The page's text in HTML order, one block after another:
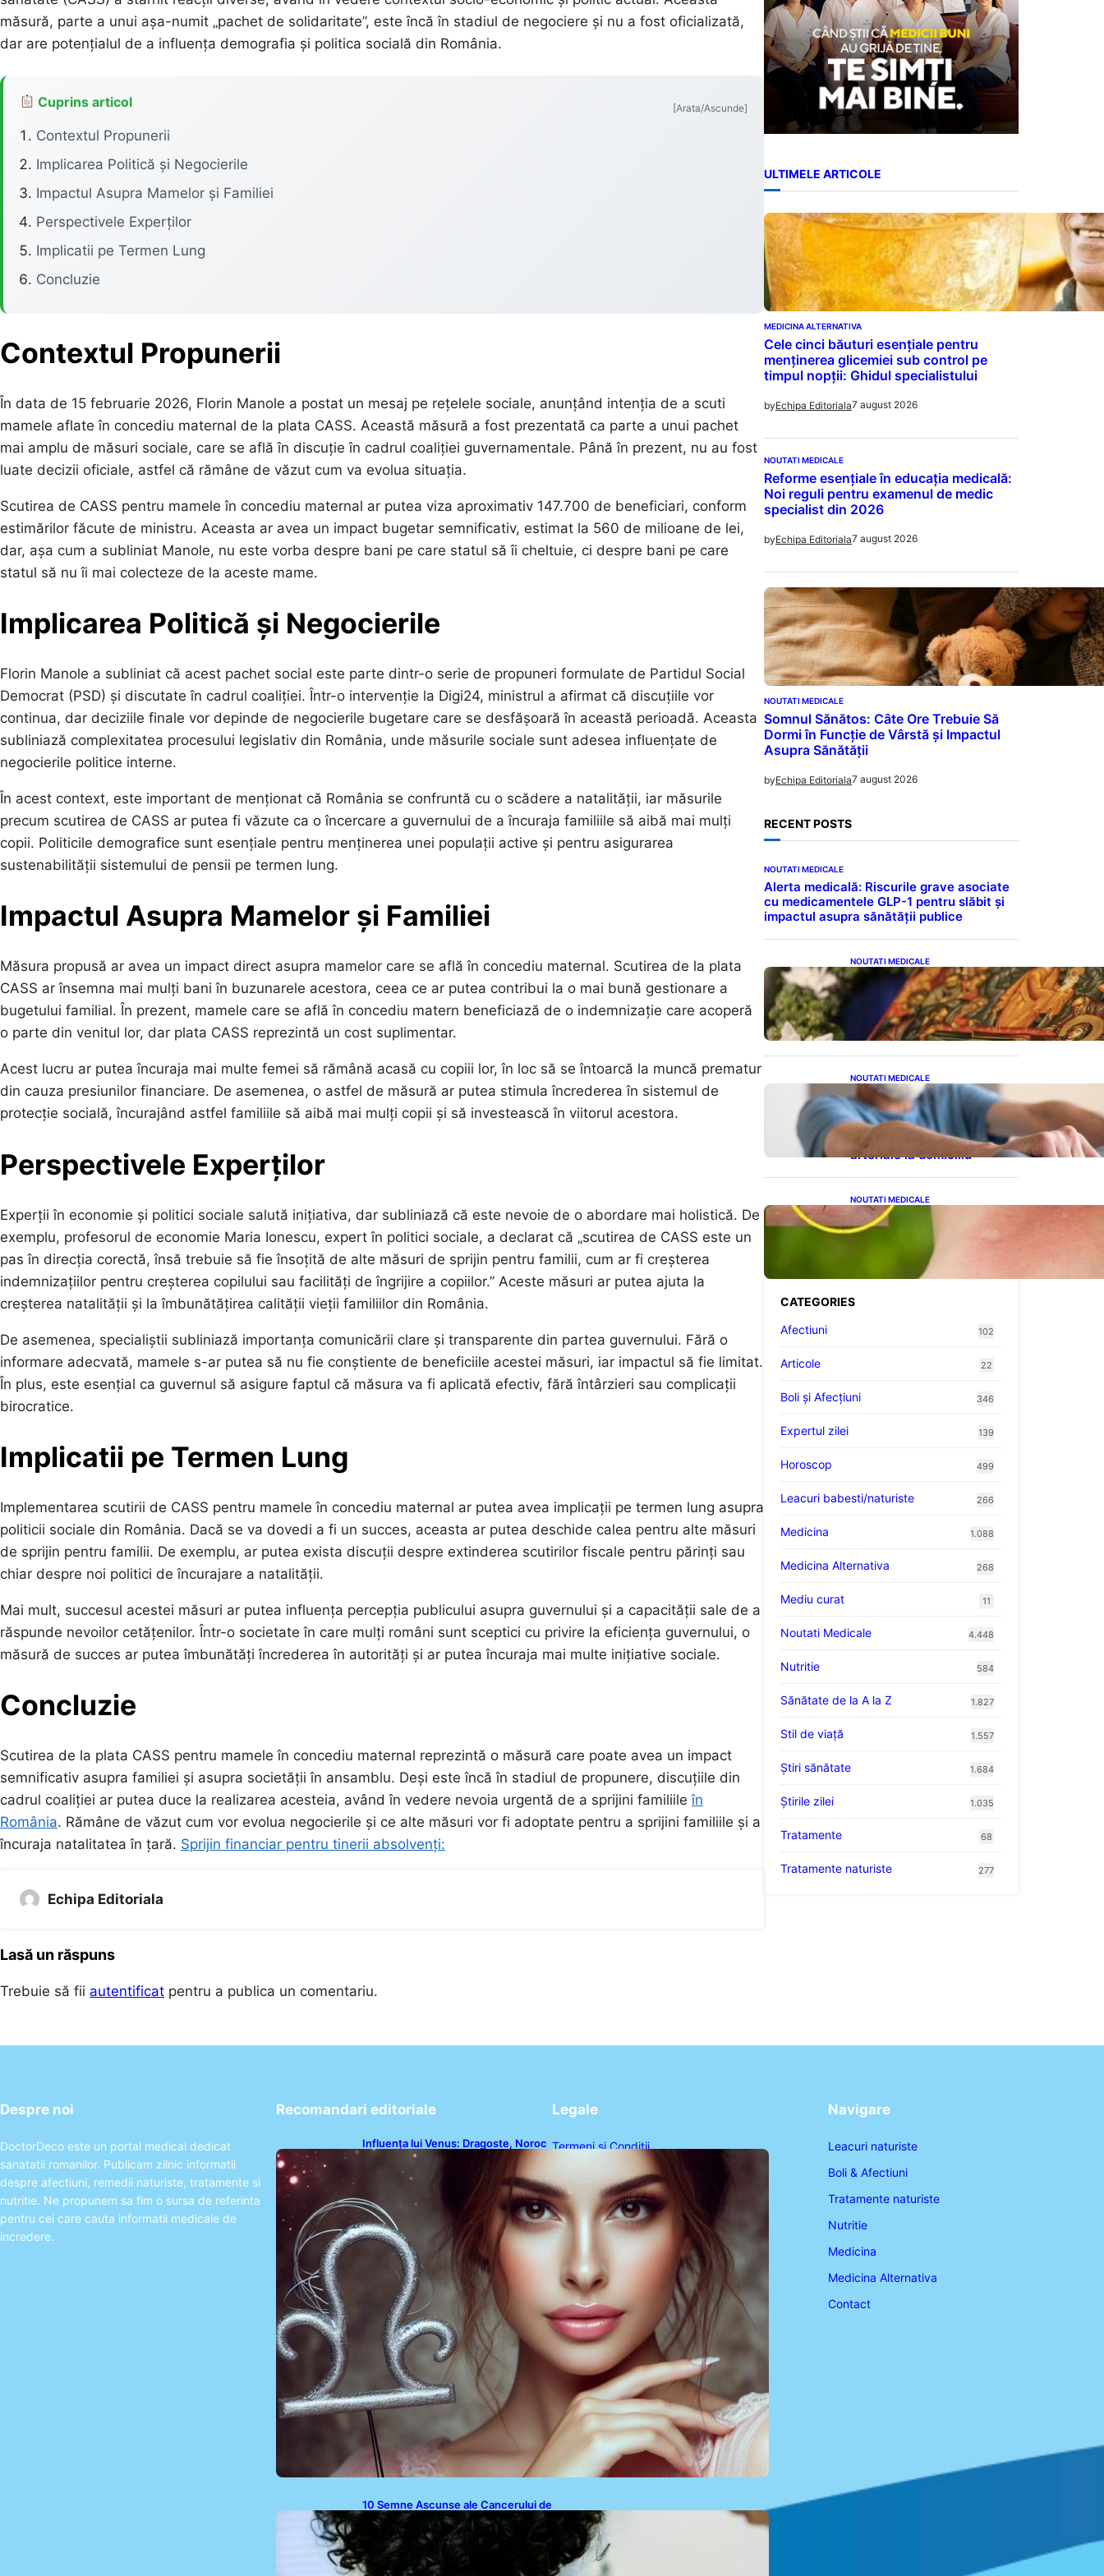
măsură, parte a unui așa-numit „pachet de solidaritate”, este încă în stadiul de negociere și nu a fost oficializată,
dar are potențialul de a influența demografia și politica socială din România.
Cuprins articol [Arata/Ascunde]
Contextul Propunerii
Implicarea Politică și Negocierile
Impactul Asupra Mamelor și Familiei
Perspectivele Experților
Implicatii pe Termen Lung
Concluzie
Contextul Propunerii
În data de 15 februarie 2026, Florin Manole a postat un mesaj pe rețelele sociale, anunțând intenția de a scuti
mamele aflate în concediu maternal de la plata CASS. Această măsură a fost prezentată ca parte a unui pachet
mai amplu de măsuri sociale, care se află în discuție în cadrul coaliției guvernamentale. Până în prezent, nu au fost
luate decizii oficiale, astfel că rămâne de văzut cum va evolua situația.
Scutirea de CASS pentru mamele în concediu maternal ar putea viza aproximativ 147.700 de beneficiari, conform
estimărilor făcute de ministru. Aceasta ar avea un impact bugetar semnificativ, estimat la 560 de milioane de lei,
dar, așa cum a subliniat Manole, nu este vorba despre bani pe care statul să îi cheltuie, ci despre bani pe care
statul să nu îi mai colecteze de la aceste mame.
Implicarea Politică și Negocierile
Florin Manole a subliniat că acest pachet social este parte dintr-o serie de propuneri formulate de Partidul Social
Democrat (PSD) și discutate în cadrul coaliției. Într-o intervenție la Digi24, ministrul a afirmat că discuțiile vor
continua, dar deciziile finale vor depinde de negocierile bugetare care se desfășoară în această perioadă. Aceasta
subliniază complexitatea procesului legislativ din România, unde măsurile sociale sunt adesea influențate de
negocierile politice interne.
În acest context, este important de menționat că România se confruntă cu o scădere a natalității, iar măsurile
precum scutirea de CASS ar putea fi văzute ca o încercare a guvernului de a încuraja familiile să aibă mai mulți
copii. Politicile demografice sunt esențiale pentru menținerea unei populații active și pentru asigurarea
sustenabilității sistemului de pensii pe termen lung.
Impactul Asupra Mamelor și Familiei
Măsura propusă ar avea un impact direct asupra mamelor care se află în concediu maternal. Scutirea de la plata
CASS ar însemna mai mulți bani în buzunarele acestora, ceea ce ar putea contribui la o mai bună gestionare a
bugetului familial. În prezent, mamele care se află în concediu matern beneficiază de o indemnizație care acoperă
o parte din venitul lor, dar plata CASS reprezintă un cost suplimentar.
Acest lucru ar putea încuraja mai multe femei să rămână acasă cu copiii lor, în loc să se întoarcă la muncă prematur
din cauza presiunilor financiare. De asemenea, o astfel de măsură ar putea stimula încrederea în sistemul de
protecție socială, încurajând astfel familiile să aibă mai mulți copii și să investească în viitorul acestora.
Perspectivele Experților
Experții în economie și politici sociale salută inițiativa, dar subliniază că este nevoie de o abordare mai holistică. De
exemplu, profesorul de economie Maria Ionescu, expert în politici sociale, a declarat că „scutirea de CASS este un
pas în direcția corectă, însă trebuie să fie însoțită de alte măsuri de sprijin pentru familii, cum ar fi creșterea
indemnizațiilor pentru creșterea copilului sau facilități de îngrijire a copiilor.” Aceste măsuri ar putea ajuta la
creșterea natalității și la îmbunătățirea calității vieții familiilor din România.
De asemenea, specialiștii subliniază importanța comunicării clare și transparente din partea guvernului. Fără o
informare adecvată, mamele s-ar putea să nu fie conștiente de beneficiile acestei măsuri, iar impactul să fie limitat.
În plus, este esențial ca guvernul să asigure faptul că măsura va fi aplicată efectiv, fără întârzieri sau complicații
birocratice.
Implicatii pe Termen Lung
Implementarea scutirii de CASS pentru mamele în concediu maternal ar putea avea implicații pe termen lung asupra
politicii sociale din România. Dacă se va dovedi a fi un succes, aceasta ar putea deschide calea pentru alte măsuri
de sprijin pentru familii. De exemplu, ar putea exista discuții despre extinderea scutirilor fiscale pentru părinți sau
chiar despre noi politici de încurajare a natalității.
Mai mult, succesul acestei măsuri ar putea influența percepția publicului asupra guvernului și a capacității sale de a
răspunde nevoilor cetățenilor. Într-o societate în care mulți români sunt sceptici cu privire la eficiența guvernului, o
măsură de succes ar putea îmbunătăți încrederea în autorități și ar putea încuraja mai multe inițiative sociale.
Concluzie
Scutirea de la plata CASS pentru mamele în concediu maternal reprezintă o măsură care poate avea un impact
semnificativ asupra familiei și asupra societății în ansamblu. Deși este încă în stadiul de propunere, discuțiile din
cadrul coaliției ar putea duce la realizarea acesteia, având în vedere nevoia urgentă de a sprijini familiileîn
România. Rămâne de văzut cum vor evolua negocierile și ce alte măsuri vor fi adoptate pentru a sprijini familiile și a
încuraja natalitatea în țară. Sprijin financiar pentru tinerii absolvenți:
Echipa Editoriala
Lasă un răspuns
Trebuie să fii autentificat pentru a publica un comentariu.
ULTIMELE ARTICOLE
MEDICINA ALTERNATIVA
Cele cinci băuturi esențiale pentru
menținerea glicemiei sub control pe
timpul nopții: Ghidul specialistului
byEchipa Editoriala7 august 2026
NOUTATI MEDICALE
Reforme esențiale în educația medicală:
Noi reguli pentru examenul de medic
specialist din 2026
byEchipa Editoriala7 august 2026
NOUTATI MEDICALE
Somnul Sănătos: Câte Ore Trebuie Să
Dormi în Funcție de Vârstă și Impactul
Asupra Sănătății
byEchipa Editoriala7 august 2026
RECENT POSTS
NOUTATI MEDICALE
Alerta medicală: Riscurile grave asociate
cu medicamentele GLP-1 pentru slăbit și
impactul asupra sănătății publice
NOUTATI MEDICALE
Postul Adormirii Maicii
Domnului: Tradiții,
Superstiții și Implicații
Spiritualitate în 2026
NOUTATI MEDICALE
Îmbunătățirea sănătății
cardiovasculare: Patru
exerciții simple pentru
reducerea tensiunii
arteriale la domiciliu
NOUTATI MEDICALE
Cum bacteriile pielii
influențează atracția
țânțarilor: O nouă viziune
asupra alegerii victimelor
CATEGORIES
Afectiuni
102
Articole 22
Boli și Afecțiuni 346
Expertul zilei 139
Horoscop 499
Leacuri babesti/naturiste 266
Medicina 1.088
Medicina Alternativa 268
Mediu curat 11
Noutati Medicale 4.448
Nutritie 584
Sănătate de la A la Z 1.827
Stil de viaţă 1.557
Ştiri sănătate 1.684
Știrile zilei 1.035
Tratamente 68
Tratamente naturiste 277
Despre noi
DoctorDeco este un portal medical dedicat
sanatatii romanilor. Publicam zilnic informatii
despre afectiuni, remedii naturiste, tratamente si
nutritie. Ne propunem sa fim o sursa de referinta
pentru cei care cauta informatii medicale de
incredere.
Recomandari editoriale
Influența lui Venus: Dragoste, Noroc
și Oportunități pentru Tauri și Balanțe
în Weekendul 8-9 August
10 Semne Ascunse ale Cancerului de
Piele: Ce Trebuie să Știm pentru a Ne
Proteja
Legale
Termeni și Condiții
Politica de Confidențialitate
Politica de Cookies
Disclaimer
Contact
Navigare
Leacuri naturiste
Boli & Afectiuni
Tratamente naturiste
Nutritie
Medicina
Medicina Alternativa
Contact